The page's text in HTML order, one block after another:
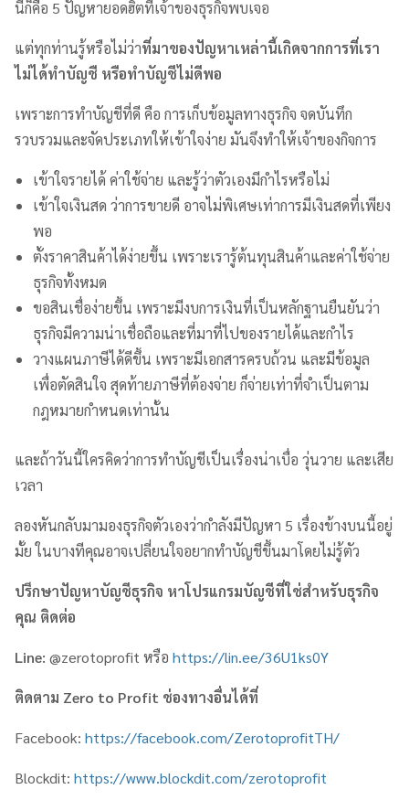
นี่ก็คือ 5 ปัญหายอดฮิตที่เจ้าของธุรกิจพบเจอ
แต่ทุกท่านรู้หรือไม่ว่าที่มาของปัญหาเหล่านี้เกิดจากการที่เรา
ไม่ได้ทำบัญชื หรือทำบัญชีไม่ดีพอ
เพราะการทำบัญชีที่ดี คือ การเก็บข้อมูลทางธุรกิจ จดบันทึก
รวบรวมและจัดประเภทให้เข้าใจง่าย มันจึงทำให้เจ้าของกิจการ
เข้าใจรายได้ ค่าใช้จ่าย และรู้ว่าตัวเองมีกำไรหรือไม่
เข้าใจเงินสด ว่าการขายดี อาจไม่พิเศษเท่าการมีเงินสดที่เพียง
พอ
ตั้งราคาสินค้าได้ง่ายขึ้น เพราะเรารู้ต้นทุนสินค้าและค่าใช้จ่าย
ธุรกิจทั้งหมด
ขอสินเชื่อง่ายขึ้น เพราะมีงบการเงินที่เป็นหลักฐานยืนยันว่า
ธุรกิจมีความน่าเชื่อถือและที่มาที่ไปของรายได้และกำไร
วางแผนภาษีได้ดีขึ้น เพราะมีเอกสารครบถ้วน และมีข้อมูล
เพื่อตัดสินใจ สุดท้ายภาษีที่ต้องจ่าย ก็จ่ายเท่าที่จำเป็นตาม
กฎหมายกำหนดเท่านั้น
และถ้าวันนี้ใครคิดว่าการทำบัญชีเป็นเรื่องน่าเบื่อ วุ่นวาย และเสีย
เวลา
ลองหันกลับมามองธุรกิจตัวเองว่ากำลังมีปัญหา 5 เรื่องข้างบนนี้อยู่
มั้ย ในบางทีคุณอาจเปลี่ยนใจอยากทำบัญชีขึ้นมาโดยไม่รู้ตัว
ปรึกษาปัญหาบัญชีธุรกิจ หาโปรแกรมบัญชีที่ใช่สำหรับธุรกิจ
คุณ ติดต่อ
Line: @zerotoprofit หรือ https://lin.ee/36U1ks0Y
ติดตาม Zero to Profit ช่องทางอื่นได้ที่
Facebook: https://facebook.com/ZerotoprofitTH/
Blockdit: https://www.blockdit.com/zerotoprofit